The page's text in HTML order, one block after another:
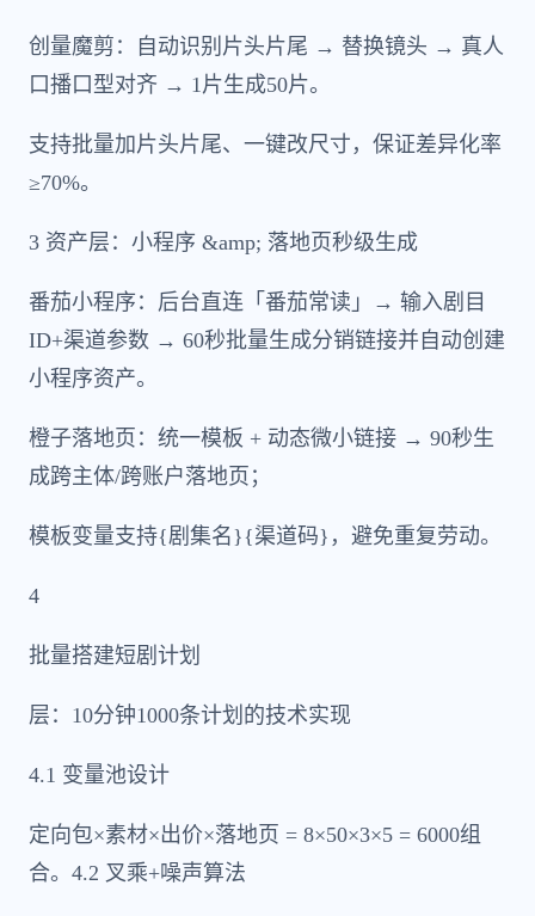
创量魔剪：自动识别片头片尾 → 替换镜头 → 真人
口播口型对齐 → 1片生成50片。
支持批量加片头片尾、一键改尺寸，保证差异化率
≥70%。
3 资产层：小程序 &amp; 落地页秒级生成
番茄小程序：后台直连「番茄常读」→ 输入剧目
ID+渠道参数 → 60秒批量生成分销链接并自动创建
小程序资产。
橙子落地页：统一模板 + 动态微小链接 → 90秒生
成跨主体/跨账户落地页；
模板变量支持{剧集名}{渠道码}，避免重复劳动。
4
批量搭建短剧计划
层：10分钟1000条计划的技术实现
4.1 变量池设计
定向包×素材×出价×落地页 = 8×50×3×5 = 6000组
合。4.2 叉乘+噪声算法